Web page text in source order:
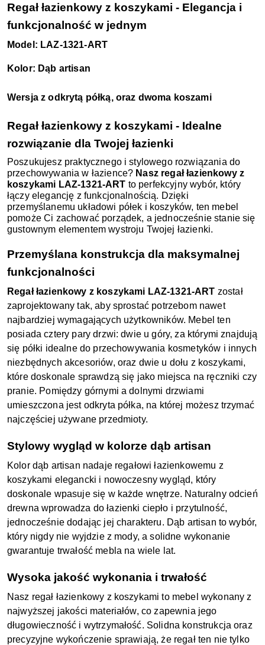
Regał łazienkowy z koszykami - Elegancja i
funkcjonalność w jednym
Model: LAZ-1321-ART
Kolor: Dąb artisan
Wersja z odkrytą półką, oraz dwoma koszami
Regał łazienkowy z koszykami - Idealne
rozwiązanie dla Twojej łazienki
Poszukujesz praktycznego i stylowego rozwiązania do
przechowywania w łazience? Nasz regał łazienkowy z
koszykami LAZ-1321-ART to perfekcyjny wybór, który
łączy elegancję z funkcjonalnością. Dzięki
przemyślanemu układowi półek i koszyków, ten mebel
pomoże Ci zachować porządek, a jednocześnie stanie się
gustownym elementem wystroju Twojej łazienki.
Przemyślana konstrukcja dla maksymalnej
funkcjonalności
Regał łazienkowy z koszykami LAZ-1321-ART został
zaprojektowany tak, aby sprostać potrzebom nawet
najbardziej wymagających użytkowników. Mebel ten
posiada cztery pary drzwi: dwie u góry, za którymi znajdują
się półki idealne do przechowywania kosmetyków i innych
niezbędnych akcesoriów, oraz dwie u dołu z koszykami,
które doskonale sprawdzą się jako miejsca na ręczniki czy
pranie. Pomiędzy górnymi a dolnymi drzwiami
umieszczona jest odkryta półka, na której możesz trzymać
najczęściej używane przedmioty.
Stylowy wygląd w kolorze dąb artisan
Kolor dąb artisan nadaje regałowi łazienkowemu z
koszykami elegancki i nowoczesny wygląd, który
doskonale wpasuje się w każde wnętrze. Naturalny odcień
drewna wprowadza do łazienki ciepło i przytulność,
jednocześnie dodając jej charakteru. Dąb artisan to wybór,
który nigdy nie wyjdzie z mody, a solidne wykonanie
gwarantuje trwałość mebla na wiele lat.
Wysoka jakość wykonania i trwałość
Nasz regał łazienkowy z koszykami to mebel wykonany z
najwyższej jakości materiałów, co zapewnia jego
długowieczność i wytrzymałość. Solidna konstrukcja oraz
precyzyjne wykończenie sprawiają, że regał ten nie tylko